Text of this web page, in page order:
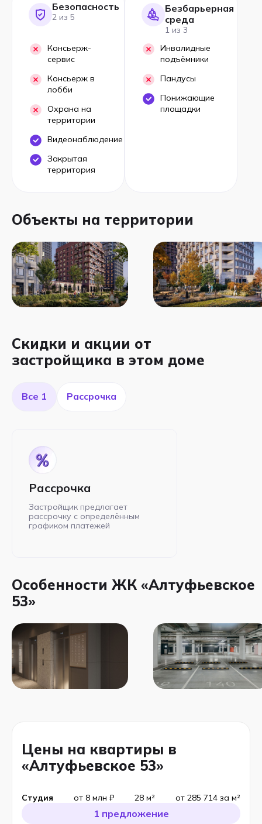
Безопасность
2 из 5
Консьерж-
сервис
Консьерж в
лобби
Охрана на
территории
Видеонаблюдение
Закрытая
территория
Безбарьерная
среда
1 из 3
Инвалидные
подъёмники
Пандусы
Понижающие
площадки
Объекты на территории
Скидки и акции от
застройщика в этом доме
Все 1 Рассрочка
Рассрочка
Застройщик предлагает
рассрочку с определённым
графиком платежей
Особенности ЖК «Алтуфьевское
53»
Цены на квартиры в
«Алтуфьевское 53»
Студия 28 м²
от 8 млн ₽ от 285 714 за м²
1 предложение